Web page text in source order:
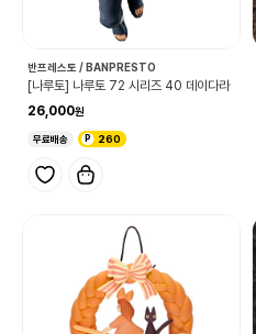
반프레스토 / BANPRESTO
[나루토] 나루토 72 시리즈 40 데이다라
26,000
무료배송 260